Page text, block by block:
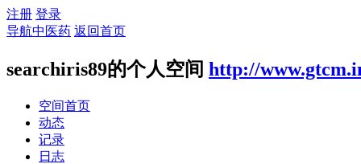
注册 登录
导航中医药 返回首页
searchiris89的个人空间 http://
空间首页
动态
记录
日志